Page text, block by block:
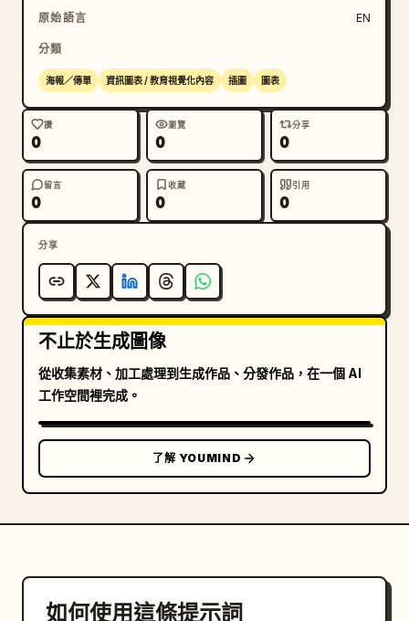
原始語言 EN
分類
海報／傳單 資訊圖表 / 教育視覺化內容 插圖 圖表
讚
0
瀏覽
0
分享
0
留言
0
收藏
0
引用
0
分享
不止於生成圖像
從收集素材、加工處理到生成作品、分發作品，在一個 AI
工作空間裡完成。
了解 YOUMIND
如何使用這條提示詞